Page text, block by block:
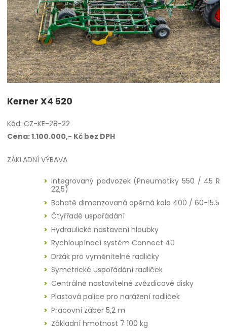
Kerner X4 520
Kód: CZ-KE-28-22
Cena: 1.100.000,- Kč bez DPH
ZÁKLADNÍ VÝBAVA
Integrovaný podvozek (Pneumatiky 550 / 45 R
22,5)
Bohatě dimenzovaná opěrná kola 400 / 60-15.5
Čtyřřadé uspořádání
Hydraulické nastavení hloubky
Rychloupínací systém Connect 40
Držák pro vyměnitelné radličky
Symetrické uspořádání radliček
Centrálně nastavitelné zvězdicové disky
Plastová palice pro narážení radliček
Pracovní záběr 5,2 m
Základní hmotnost 7 100 kg